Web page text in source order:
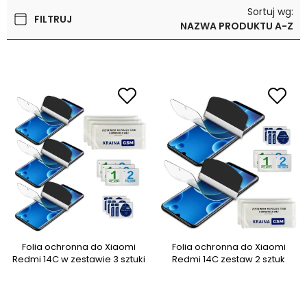
FILTRUJ
Sortuj wg:
NAZWA PRODUKTU A-Z
Folia ochronna do Xiaomi
Redmi 14C w zestawie 3 sztuki
Folia ochronna do Xiaomi
Redmi 14C zestaw 2 sztuk